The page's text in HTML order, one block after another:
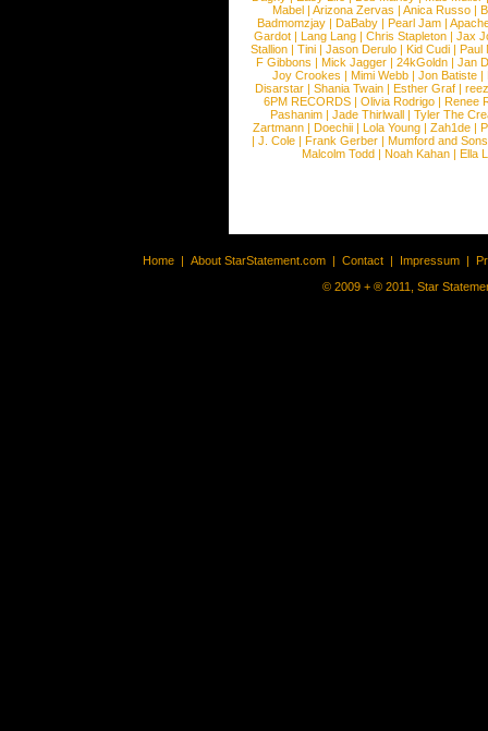
Mabel |Arizona Zervas |Anica Russo |
Badmomzjay |DaBaby |Pearl Jam |
Gardot | Lang Lang | Chris Stapleton | Jax
Stallion |Tini |Jason Derulo |Kid Cudi |Paul
F Gibbons | Mick Jagger | 24kGoldn | Jan
Joy Crookes | Mimi Webb | Jon Batiste |
Disarstar | Shania Twain | Esther Graf |
6PM RECORDS | Olivia Rodrigo | Renee
Pashanim |Jade Thirlwall |Tyler The
Zartmann | Doechii | Lola Young | Zah1de |
| J. Cole | Frank Gerber | Mumford and Sons
Malcolm Todd | Noah Kahan | Ella
Home | About StarStatement.com | Contact | Impressum |
© 2009 + ® 2011, Star